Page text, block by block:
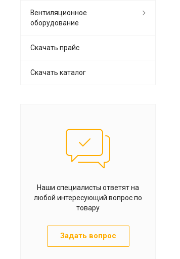
Вентиляционное
оборудование
Скачать прайс
Скачать каталог
Наши специалисты ответят на
любой интересующий вопрос по
товару
Задать вопрос